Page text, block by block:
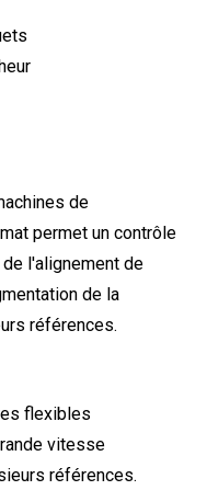
de
permet un contrôle
l'alignement de
de la
références.
flexibles
vitesse
références.